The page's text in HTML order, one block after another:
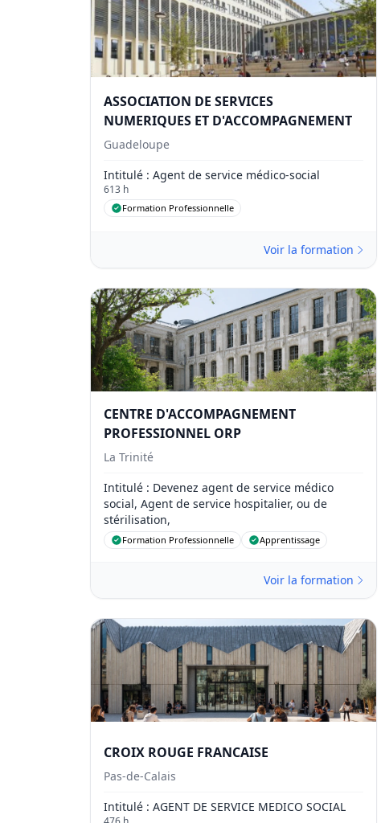
ASSOCIATION DE SERVICES
NUMERIQUES ET D'ACCOMPAGNEMENT
Guadeloupe
Intitulé : Agent de service médico-social
613 h
Formation Professionnelle
Voir la formation
CENTRE D'ACCOMPAGNEMENT
PROFESSIONNEL ORP
La Trinité
Intitulé : Devenez agent de service médico
social, Agent de service hospitalier, ou de
stérilisation,
Formation Professionnelle Apprentissage
Voir la formation
CROIX ROUGE FRANCAISE
Pas-de-Calais
Intitulé : AGENT DE SERVICE MEDICO SOCIAL